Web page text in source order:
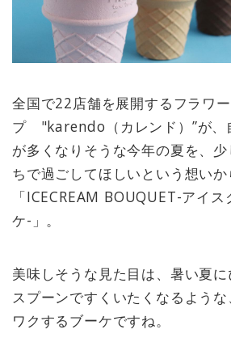
全国で22店舗を展開するフラワ
プ "karendo（カレンド）”が、
が多くなりそうな今年の夏を、
ちで過ごしてほしいという想いか
「ICECREAM BOUQUET-アイ
ケ-」。
美味しそうな見た目は、暑い夏
スプーンですくいたくなるよう
ワクするブーケですね。